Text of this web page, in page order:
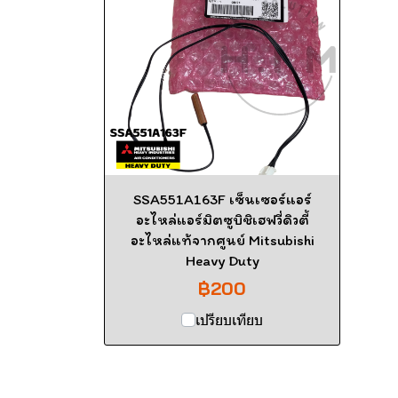
SSA551A163F เซ็นเซอร์แอร์
อะไหล่แอร์มิตซูบิชิเฮฟวี่ดิวตี้
อะไหล่แท้จากศูนย์ Mitsubishi
Heavy Duty
฿200
เปรียบเทียบ